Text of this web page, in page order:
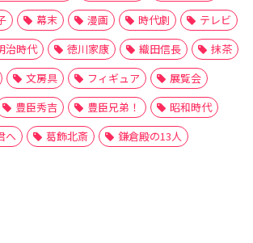
幕末 漫画 時代劇
テレビ
治時代 徳川家康 織田信長
抹茶
文房具 フィギュア
展覧会
豊臣秀吉 豊臣兄弟！
昭和時代
へ
葛飾北斎 鎌倉殿の13人